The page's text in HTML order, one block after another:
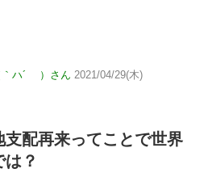
｀ハ´ ）さん 2021/04/29(木)
配再来ってことで世界
？